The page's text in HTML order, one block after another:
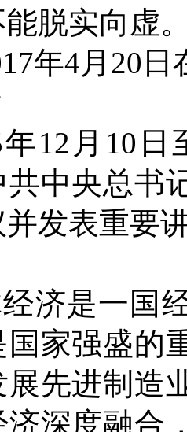
脱实向虚
年4月20
年12月10
共中央总书
并发表重要
济是一国
国家强盛的
展先进制造
济深度融合